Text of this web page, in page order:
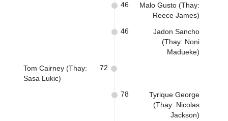
Malo Gusto (Thay:
Reece James)
46
Jadon Sancho
(Thay: Noni
Madueke)
46
Tom Cairney (Thay:
Sasa Lukic)
72
Tyrique George
(Thay: Nicolas
Jackson)
78